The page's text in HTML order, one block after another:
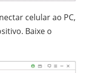
celular ao PC,
Baixe o